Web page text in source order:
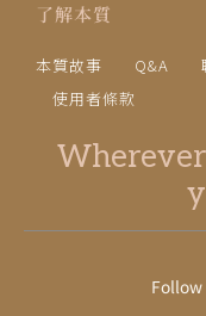
了解本質
本質故事 Q&A
使用者條款
Follow